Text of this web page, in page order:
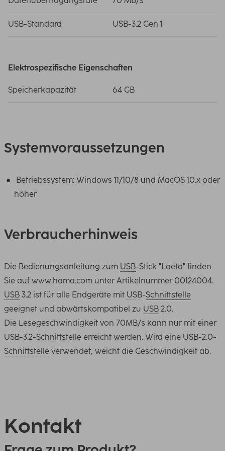
USB-Standard USB-3.2 Gen 1
Elektrospezifische Eigenschaften
Speicherkapazität 64 GB
Systemvoraussetzungen
Betriebssystem: Windows 11/10/8 und MacOS 10.x oder
höher
Verbraucherhinweis
Die Bedienungsanleitung zum USB-Stick "Laeta" finden
Sie auf www.hama.com unter Artikelnummer 00124004.
USB 3.2 ist für alle Endgeräte mit USB-Schnittstelle
geeignet und abwärtskompatibel zu USB 2.0.
Die Lesegeschwindigkeit von 70MB/s kann nur mit einer
USB-3.2-Schnittstelle erreicht werden. Wird eine USB-2.0-
Schnittstelle verwendet, weicht die Geschwindigkeit ab.
Kontakt